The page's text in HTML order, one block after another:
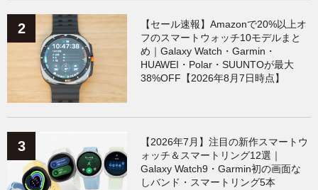
【セール速報】Amazonで20%以上オ
フのスマートウォッチ10モデルまと
め｜Galaxy Watch・Garmin・
HUAWEI・Polar・SUUNTOが最大
38%OFF【2026年8月7日時点】
【2026年7月】注目の新作スマートウ
ォッチ＆スマートリング12選｜
Galaxy Watch9・Garmin初の画面な
しバンド・スマートリング5本